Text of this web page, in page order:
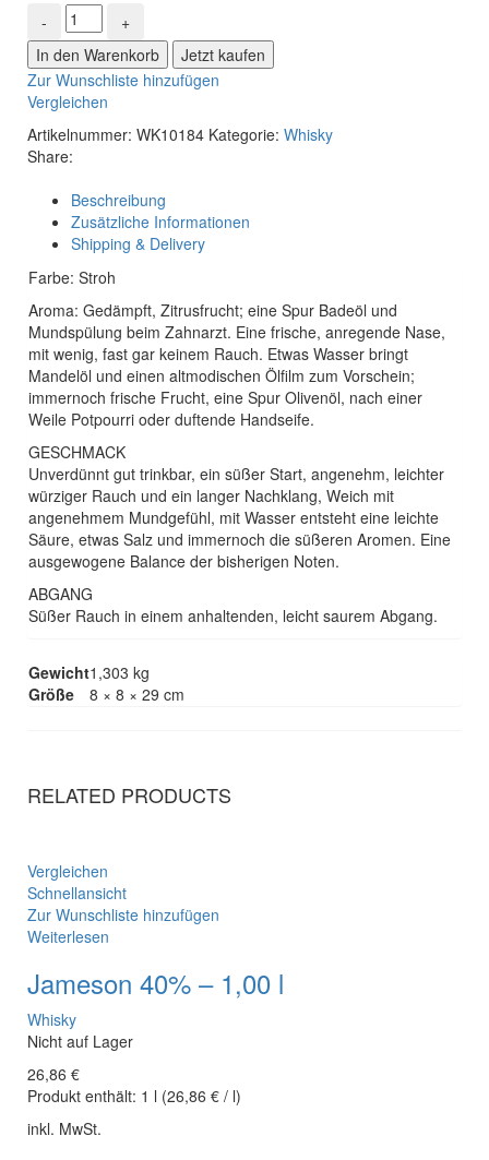
In den Warenkorb
Jetzt kaufen
Zur Wunschliste hinzufügen
Vergleichen
Artikelnummer: WK10184 Kategorie: Whisky
Share:
Beschreibung
Zusätzliche Informationen
Shipping & Delivery
Farbe: Stroh
Aroma: Gedämpft, Zitrusfrucht; eine Spur Badeöl und
Mundspülung beim Zahnarzt. Eine frische, anregende Nase,
mit wenig, fast gar keinem Rauch. Etwas Wasser bringt
Mandelöl und einen altmodischen Ölfilm zum Vorschein;
immernoch frische Frucht, eine Spur Olivenöl, nach einer
Weile Potpourri oder duftende Handseife.
GESCHMACK
Unverdünnt gut trinkbar, ein süßer Start, angenehm, leichter
würziger Rauch und ein langer Nachklang, Weich mit
angenehmem Mundgefühl, mit Wasser entsteht eine leichte
Säure, etwas Salz und immernoch die süßeren Aromen. Eine
ausgewogene Balance der bisherigen Noten.
ABGANG
Süßer Rauch in einem anhaltenden, leicht saurem Abgang.
Gewicht1,303 kg
Größe
8 × 8 × 29 cm
RELATED PRODUCTS
Vergleichen
Schnellansicht
Zur Wunschliste hinzufügen
Weiterlesen
Jameson 40% – 1,00 l
Whisky
Nicht auf Lager
26,86 €
Produkt enthält: 1 l (26,86 € / l)
inkl. MwSt.